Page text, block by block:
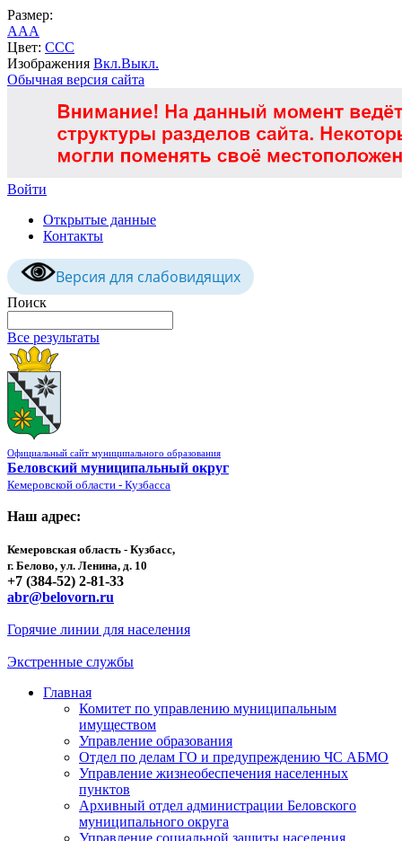
Размер:
AAA
Цвет: CCC
Изображения Вкл.Выкл.
Обычная версия сайта
Войти
Открытые данные
Контакты
Версия для слабовидящих
Поиск
Все результаты
Официальный сайт муниципального образования
Беловский муниципальный округ
Кемеровской области - Кузбасса
Наш адрес:
Кемеровская область - Кузбасс,
г. Белово, ул. Ленина, д. 10
+7 (384-52) 2-81-33
abr@belovorn.ru
Горячие линии для населения
Экстренные службы
Главная
Комитет по управлению муниципальным
имуществом
Управление образования
Отдел по делам ГО и предупреждению ЧС АБМО
Управление жизнеобеспечения населенных
пунктов
Архивный отдел администрации Беловского
муниципального округа
Управление социальной защиты населения